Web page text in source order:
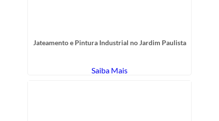
Jateamento e Pintura Industrial no Jardim Paulista
Saiba Mais